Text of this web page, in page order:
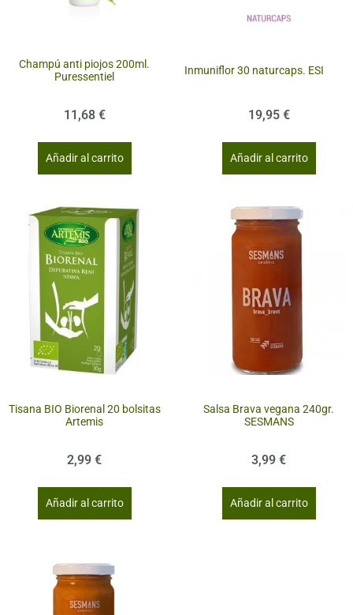
Champú anti piojos 200ml.
Puressentiel
11,68 €
Añadir al carrito
Inmuniflor 30 naturcaps. ESI
19,95 €
Añadir al carrito
Tisana BIO Biorenal 20 bolsitas
Artemis
2,99 €
Añadir al carrito
Salsa Brava vegana 240gr.
SESMANS
3,99 €
Añadir al carrito